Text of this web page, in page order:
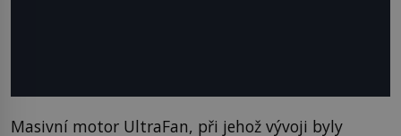
Masivní motor UltraFan, při jehož vývoji byly